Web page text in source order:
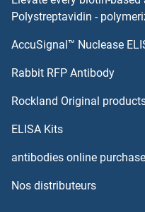
RIMKLB Anticorps
RIMKLA Anticorps
RIT2 Anticorps
RLF Anticorps
Polystreptavidin -
AccuSignal™ Nuclease
Rabbit RFP Antibody
Rockland Original
ELISA Kits
antibodies online
Nos distributeurs